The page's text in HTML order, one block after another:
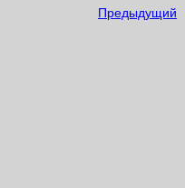
Предыдущий